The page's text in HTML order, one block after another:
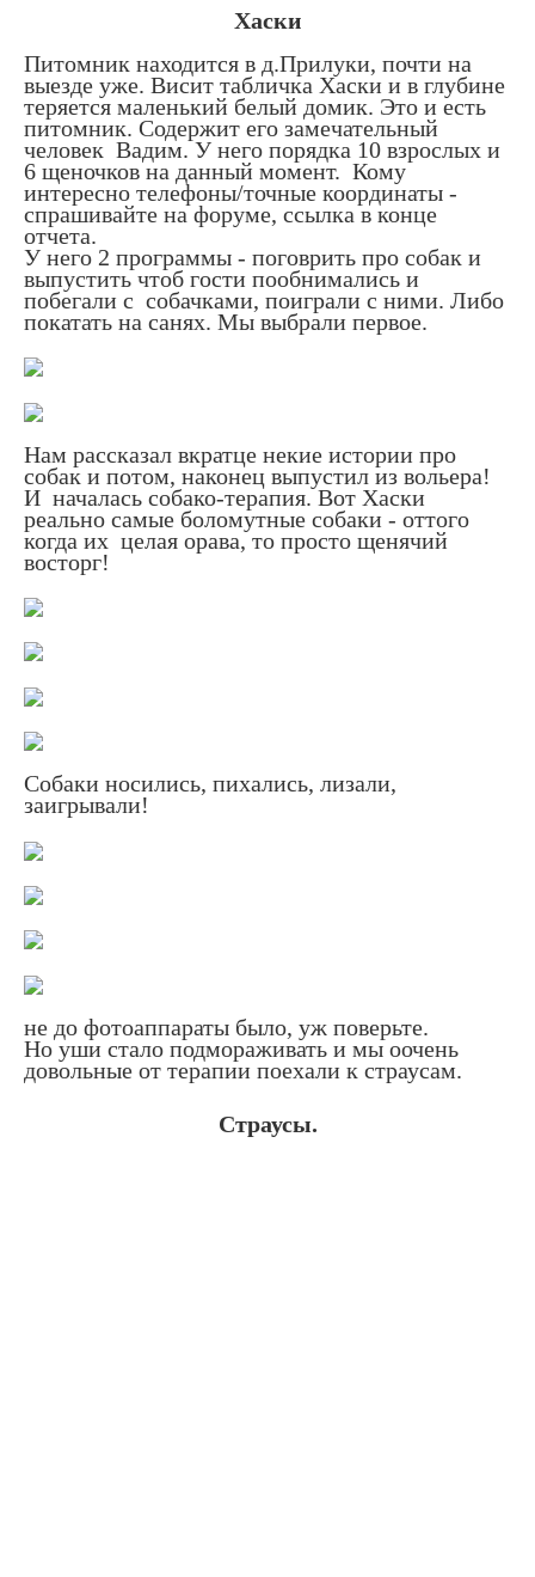
Хаски
Питомник находится в д.Прилуки, почти на
выезде уже. Висит табличка Хаски и в глубине
теряется маленький белый домик. Это и есть
питомник. Содержит его замечательный
человек Вадим. У него порядка 10 взрослых и
6 щеночков на данный момент. Кому
интересно телефоны/точные координаты -
спрашивайте на форуме, ссылка в конце
отчета.
У него 2 программы - поговрить про собак и
выпустить чтоб гости пообнимались и
побегали с собачками, поиграли с ними. Либо
покатать на санях. Мы выбрали первое.
Нам рассказал вкратце некие истории про
собак и потом, наконец выпустил из вольера!
И началась собако-терапия. Вот Хаски
реально самые боломутные собаки - оттого
когда их целая орава, то просто щенячий
восторг!
Собаки носились, пихались, лизали,
заигрывали!
не до фотоаппараты было, уж поверьте.
Но уши стало подмораживать и мы оочень
довольные от терапии поехали к страусам.
Страусы.